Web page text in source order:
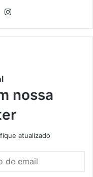
Yo
ub
ra
nossa
atualizado